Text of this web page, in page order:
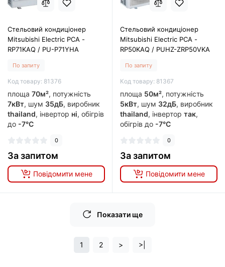
Стельовий кондиціонер
Mitsubishi Electric PCA -
RP71KAQ / PU-P71YHA
По запиту
Код товару: 81376
площа 70м², потужність
7кВт, шум 35дБ, виробник
thailand, інвертор ні, обігрів
до -7°C
0
За запитом
Повідомити мене
Стельовий кондиціонер
Mitsubishi Electric PCA -
RP50KAQ / PUHZ-ZRP50VKA
По запиту
Код товару: 81367
площа 50м², потужність
5кВт, шум 32дБ, виробник
thailand, інвертор так,
обігрів до -7°C
0
За запитом
Повідомити мене
Показати ще
1 2 > >|